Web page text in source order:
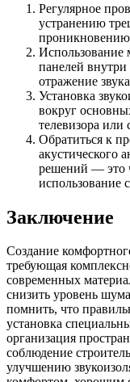
Регулярное
устранению
Использование
панелей
отражение
Установка
вокруг
телевизора или
Обратиться к
акустического
решений — это
использование
Заключение
Создание
требующая
современных
снизить уровень
помнить, что
установка
организация
соблюдение
улучшению